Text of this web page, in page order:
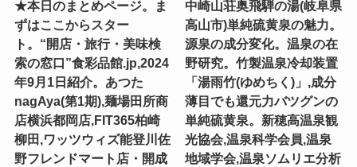
★本日のまとめページ。ま
ずはここからスター
ト。“開店・旅行・美味検
索の窓口”食彩品館.jp,2024
年9月1日紹介。あつた
nagAya(第1期),麺場田所商
店横浜都岡店,FIT365柏崎
柳田,ワッツウィズ能登川佐
野フレンドマート店・開成
中崎山荘奥飛騨の湯(岐阜県
高山市)単純硫黄泉の魅力。
源泉の成分変化。温泉の在
野研究。竹製温泉冷却装置
「湯雨竹(ゆめちく)」,成分
薄目でも還元力バツグンの
単純硫黄泉。新穂高温泉観
光協会,温泉科学会員,温泉
地域学会,温泉ソムリエ分析